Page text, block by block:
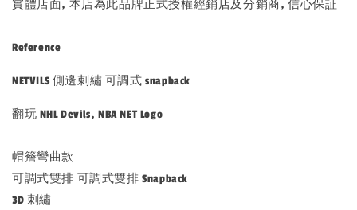
實體店面, 本店為此品牌正式授權經銷店及分銷商, 信心保証
Reference
NETVILS 側邊刺繡 可調式 snapback
翻玩 NHL Devils, NBA NET Logo
帽簷彎曲款
可調式雙排 可調式雙排 Snapback
3D 刺繡